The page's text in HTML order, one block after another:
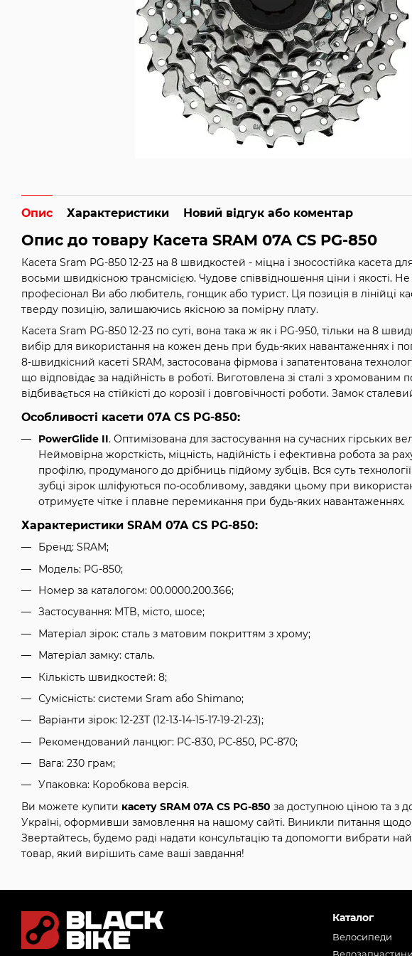
Опис Характеристики Новий відгук або коментар
Опис до товару Касета SRAM 07A CS PG-850
Касета Sram PG-850 12-23 на 8 швидкостей - міцна і зносостійка касета
восьми швидкісною трансмісією. Чудове співвідношення ціни і якості.
професіонал Ви або любитель, гонщик або турист. Ця позиція в лінійці
тверду позицію, залишаючись якісною за помірну плату.
Касета Sram PG-850 12-23 по суті, вона така ж як і PG-950, тільки на 8
вибір для використання на кожен день при будь-яких навантаженнях і
8-швидкісний касеті SRAM, застосована фірмова і запатентована
що відповідає за надійність в роботі. Виготовлена ​​зі сталі з хромованим
відбивається на стійкісті до корозії і довговічності роботи. Замок
Особливості касети 07A CS PG-850:
PowerGlide II. Оптимізована для застосування на сучасних гірських
Неймовірна жорсткість, міцність, надійність і ефективна робота за
профілю, продуманого до дрібниць підйому зубців. Вся суть
зубці зірок шліфуються по-особливому, завдяки цьому при
отримуєте чітке і плавне перемикання при будь-яких навантаженнях.
Характеристики SRAM 07A CS PG-850:
Бренд: SRAM;
Модель: PG-850;
Номер за каталогом: 00.0000.200.366;
Застосування: MTB, місто, шосе;
Матеріал зірок: сталь з матовим покриттям з хрому;
Матеріал замку: сталь.
Кількість швидкостей: 8;
Сумісність: системи Sram або Shimano;
Варіанти зірок: 12-23Т (12-13-14-15-17-19-21-23);
Рекомендований ланцюг: PC-830, PC-850, PC-870;
Вага: 230 грам;
Упаковка: Коробкова версія.
Ви можете купити касету SRAM 07A CS PG-850 за доступною ціною та з
Україні, оформивши замовлення на нашому сайті. Виникли питання щодо
Звертайтесь, будемо раді надати консультацію та допомогти вибрати
товар, який вирішить саме ваші завдання!
Каталог
Велосипеди